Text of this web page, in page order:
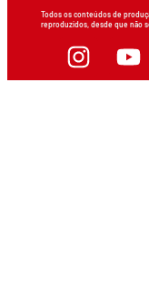
Todos os conteúdos de
reproduzidos, desde que não